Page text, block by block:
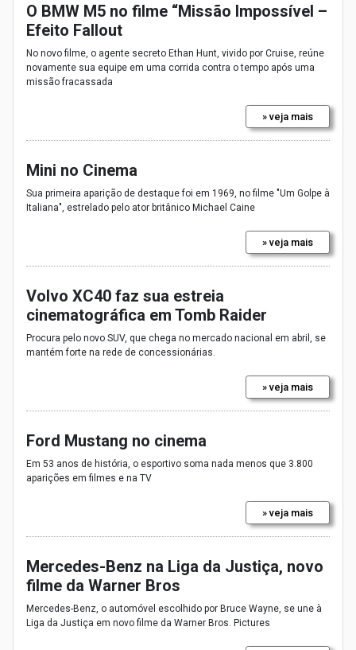
O BMW M5 no filme “Missão Impossível –
Efeito Fallout
No novo filme, o agente secreto Ethan Hunt, vivido por Cruise, reúne
novamente sua equipe em uma corrida contra o tempo após uma
missão fracassada
» veja mais
Mini no Cinema
Sua primeira aparição de destaque foi em 1969, no filme "Um Golpe à
Italiana", estrelado pelo ator britânico Michael Caine
» veja mais
Volvo XC40 faz sua estreia
cinematográfica em Tomb Raider
Procura pelo novo SUV, que chega no mercado nacional em abril, se
mantém forte na rede de concessionárias.
» veja mais
Ford Mustang no cinema
Em 53 anos de história, o esportivo soma nada menos que 3.800
aparições em filmes e na TV
» veja mais
Mercedes-Benz na Liga da Justiça, novo
filme da Warner Bros
Mercedes-Benz, o automóvel escolhido por Bruce Wayne, se une à
Liga da Justiça em novo filme da Warner Bros. Pictures